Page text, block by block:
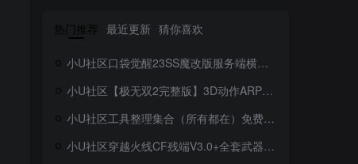
热门推荐 最近更新 猜你喜欢
小U社区口袋觉醒23SS魔改版服务端横版卡牌手游+Linux手工服务端+GM授权后台+搭建视频
小U社区【极无双2完整版】3D动作ARPG手游+Linux学习手工端+GM授权后台+视频教程
小U社区工具整理集合（所有都在）免费！免费！免费！
小U社区穿越火线CF残端V3.0+全套武器存档+联机教程+搭建视频